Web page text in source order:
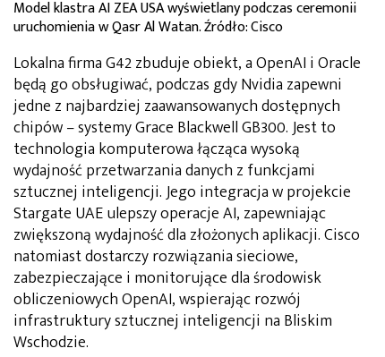
Model klastra AI ZEA USA wyświetlany podczas ceremonii
uruchomienia w Qasr Al Watan. Źródło: Cisco
Lokalna firma G42 zbuduje obiekt, a OpenAI i Oracle
będą go obsługiwać, podczas gdy Nvidia zapewni
jedne z najbardziej zaawansowanych dostępnych
chipów – systemy Grace Blackwell GB300. Jest to
technologia komputerowa łącząca wysoką
wydajność przetwarzania danych z funkcjami
sztucznej inteligencji. Jego integracja w projekcie
Stargate UAE ulepszy operacje AI, zapewniając
zwiększoną wydajność dla złożonych aplikacji. Cisco
natomiast dostarczy rozwiązania sieciowe,
zabezpieczające i monitorujące dla środowisk
obliczeniowych OpenAI, wspierając rozwój
infrastruktury sztucznej inteligencji na Bliskim
Wschodzie.